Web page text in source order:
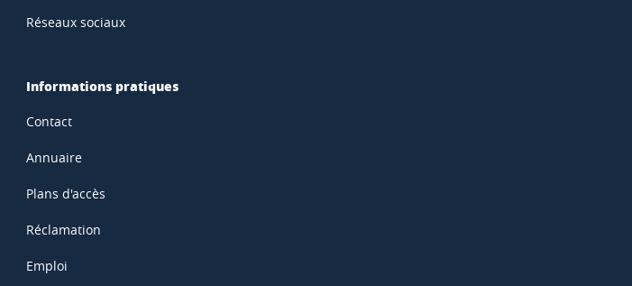
Réseaux sociaux
Informations pratiques
Contact
Annuaire
Plans d'accès
Réclamation
Emploi